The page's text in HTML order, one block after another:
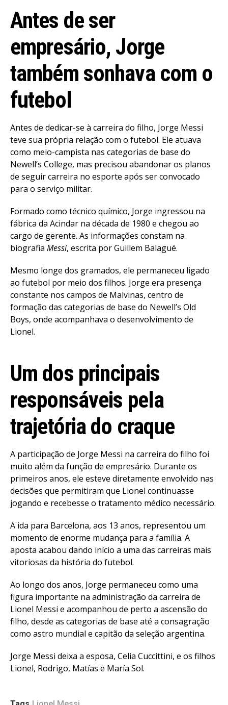
Antes de ser
empresário, Jorge
também sonhava com o
futebol
Antes de dedicar-se à carreira do filho, Jorge Messi
teve sua própria relação com o futebol. Ele atuava
como meio-campista nas categorias de base do
Newell’s College, mas precisou abandonar os planos
de seguir carreira no esporte após ser convocado
para o serviço militar.
Formado como técnico químico, Jorge ingressou na
fábrica da Acindar na década de 1980 e chegou ao
cargo de gerente. As informações constam na
biografia Messi, escrita por Guillem Balagué.
Mesmo longe dos gramados, ele permaneceu ligado
ao futebol por meio dos filhos. Jorge era presença
constante nos campos de Malvinas, centro de
formação das categorias de base do Newell’s Old
Boys, onde acompanhava o desenvolvimento de
Lionel.
Um dos principais
responsáveis pela
trajetória do craque
A participação de Jorge Messi na carreira do filho foi
muito além da função de empresário. Durante os
primeiros anos, ele esteve diretamente envolvido nas
decisões que permitiram que Lionel continuasse
jogando e recebesse o tratamento médico necessário.
A ida para Barcelona, aos 13 anos, representou um
momento de enorme mudança para a família. A
aposta acabou dando início a uma das carreiras mais
vitoriosas da história do futebol.
Ao longo dos anos, Jorge permaneceu como uma
figura importante na administração da carreira de
Lionel Messi e acompanhou de perto a ascensão do
filho, desde as categorias de base até a consagração
como astro mundial e capitão da seleção argentina.
Jorge Messi deixa a esposa, Celia Cuccittini, e os filhos
Lionel, Rodrigo, Matías e María Sol.